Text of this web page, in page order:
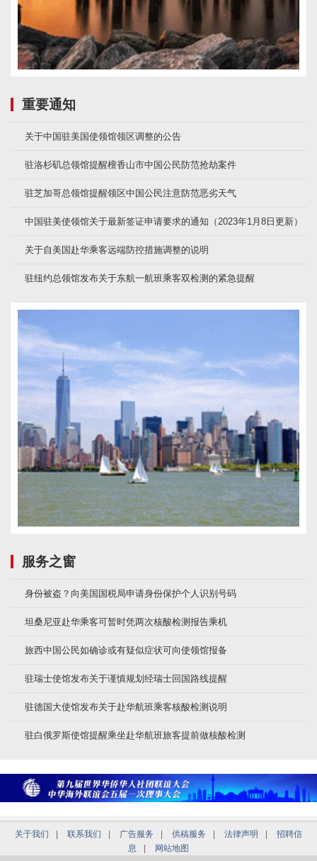
重要通知
关于中国驻美国使领馆领区调整的公告
驻洛杉矶总领馆提醒檀香山市中国公民防范抢劫案件
驻芝加哥总领馆提醒领区中国公民注意防范恶劣天气
中国驻美使领馆关于最新签证申请要求的通知（2023年1月8日更新）
关于自美国赴华乘客远端防控措施调整的说明
驻纽约总领馆发布关于东航一航班乘客双检测的紧急提醒
服务之窗
身份被盗？向美国国税局申请身份保护个人识别号码
坦桑尼亚赴华乘客可暂时凭两次核酸检测报告乘机
旅西中国公民如确诊或有疑似症状可向使领馆报备
驻瑞士使馆发布关于谨慎规划经瑞士回国路线提醒
驻德国大使馆发布关于赴华航班乘客核酸检测说明
驻白俄罗斯使馆提醒乘坐赴华航班旅客提前做核酸检测
关于我们 联系我们 广告服务 供稿服务 法律声明
招聘信
息
网站地图